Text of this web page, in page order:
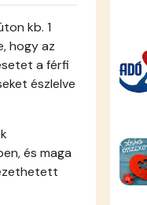
kb. 1
hogy az
a férfi
észlelve
és maga